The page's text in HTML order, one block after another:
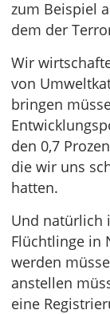
zum Beispiel
dem der
Wir
von
bringen
den 0,7
die wir uns
hatten.
Und natürlich
Flüchtlinge in
werden
anstellen
eine